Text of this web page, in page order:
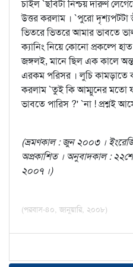
চাইল `ছবিটা নিশ্চয় দারুণ
উত্তর করলাম । `পুরো দৃশ্যপটটা
ভিতরে ভিতরে আমার ভাবতে
ক্যানিং নিয়ে কোনো প্রকল্পে হাত
জঙ্গলই, মানে ছিল এক কালে
এরকম পরিসর । লুচি কামড়াতে
করলাম `তুই কি আম্মুনের মতো
ভাবতে পারিস ?' `না ! প্রশ্নই
(ভ্রমণকাল : জুন ২০০৩ ।
অপ্রকাশিত । অনুবাদকাল :
২০০৭ ।)
(পরবাস-৪০, জানুয়ারি, ২০০৮)